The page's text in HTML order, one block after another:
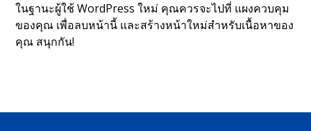
ในฐานะผู้ใช้ WordPress ใหม่ คุณควรจะไปที่ แผงควบคุม
ของคุณ เพื่อลบหน้านี้ และสร้างหน้าใหม่สำหรับเนื้อหาของ
คุณ สนุกกัน!